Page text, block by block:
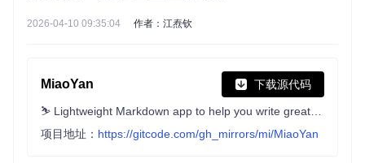
2026-04-10 09:35:04 作者：江焘钦
MiaoYan 下载源代码
项目地址： https://gitcode.com/gh_mirrors/mi/MiaoYan